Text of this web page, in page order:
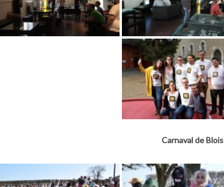
Carnaval de Blois